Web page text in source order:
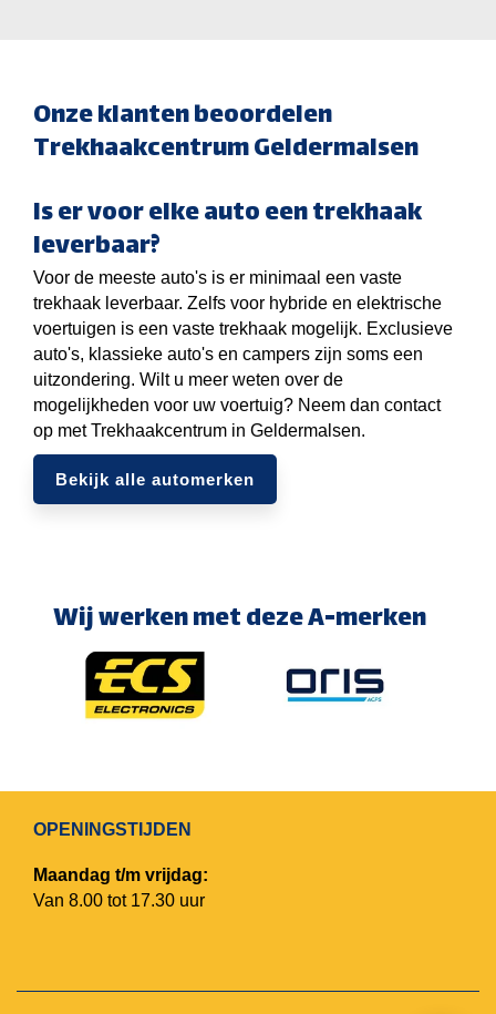
Onze klanten beoordelen
Trekhaakcentrum Geldermalsen
Is er voor elke auto een trekhaak
leverbaar?
Voor de meeste auto's is er minimaal een vaste
trekhaak leverbaar. Zelfs voor hybride en elektrische
voertuigen is een vaste trekhaak mogelijk. Exclusieve
auto's, klassieke auto's en campers zijn soms een
uitzondering. Wilt u meer weten over de
mogelijkheden voor uw voertuig? Neem dan contact
op met Trekhaakcentrum in Geldermalsen.
Bekijk alle automerken
Wij werken met deze A-merken
OPENINGSTIJDEN
Maandag t/m vrijdag:
Van 8.00 tot 17.30 uur